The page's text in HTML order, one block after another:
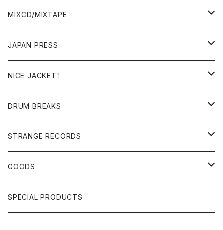
BREAKS/MEGAMIX/CUT UP
RE-EDIT/DJ TOOLS
MIXCD/MIXTAPE
MIXCD
日本語ラップ
JAPANESE DJ
MIXTAPE
JAPAN PRESS
LP(+ OBI)
7"/12"
NICE JACKET！
DONUTS 45
GIRLS
HIPHOP CLASSIC GALLERY
日本語ラップ CLASSIC GALLERY
DRUM BREAKS
US/UK/OTHERS
JAPANESE
STRANGE RECORDS
DRUM DRUM DRUM/KARAOKE
パチソン/AUDIO CHECK/LIBRARY
GOODS
BOOK
SPECIAL PRODUCTS